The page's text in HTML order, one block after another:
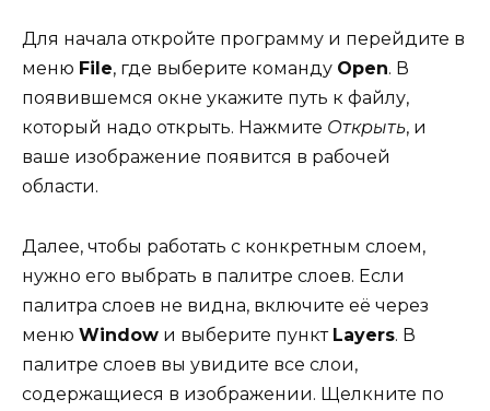
Для начала откройте программу и перейдите в
меню File, где выберите команду Open. В
появившемся окне укажите путь к файлу,
который надо открыть. Нажмите Открыть, и
ваше изображение появится в рабочей
области.
Далее, чтобы работать с конкретным слоем,
нужно его выбрать в палитре слоев. Если
палитра слоев не видна, включите её через
меню Window и выберите пункт Layers. В
палитре слоев вы увидите все слои,
содержащиеся в изображении. Щелкните по